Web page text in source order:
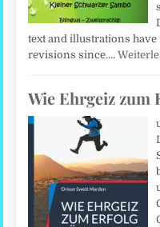
text and illustrations
revisions since.…
Wie Ehrgeiz